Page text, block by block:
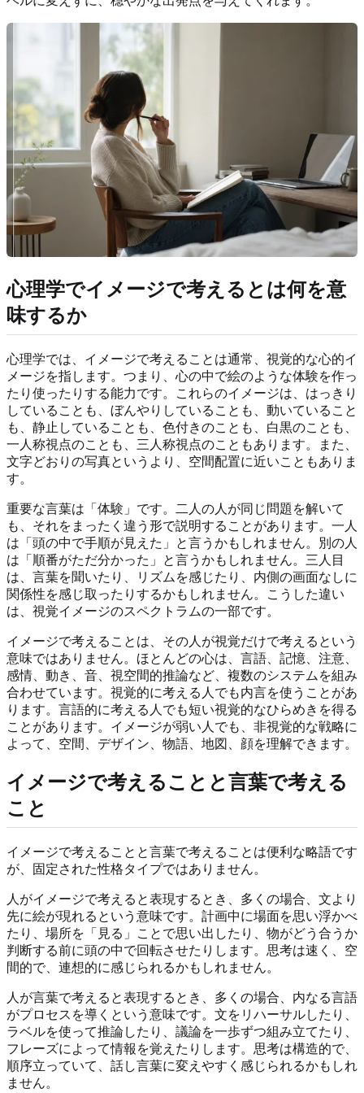
心理学でイメージで考えるとは何を意
味するか
心理学では、イメージで考えることは通常、視覚的な心的イ
メージを指します。つまり、心の中で絵のような体験を作っ
たり使ったりする能力です。これらのイメージは、はっきり
していることも、ぼんやりしていることも、動いていること
も、静止していることも、色付きのことも、白黒のことも、
一人称視点のことも、三人称視点のこともあります。また、
文字どおりの写真というより、空間配置に近いこともありま
す。
重要な言葉は「体験」です。二人の人が同じ問題を解いて
も、それをまったく違う形で説明することがあります。一人
は「頭の中で手順が見えた」と言うかもしれません。別の人
は「順番がただ分かった」と言うかもしれません。三人目
は、言葉を聞いたり、リズムを感じたり、内側の画面なしに
関係性を感じ取ったりするかもしれません。こうした違い
は、視覚イメージのスペクトラムの一部です。
イメージで考えることは、その人が視覚だけで考えるという
意味ではありません。ほとんどの心は、言語、記憶、注意、
感情、動き、音、視空間的推論など、複数のシステムを組み
合わせています。視覚的に考える人でも内言を使うことがあ
ります。言語的に考える人でも短い視覚的なひらめきを得る
ことがあります。イメージが弱い人でも、非視覚的な戦略に
よって、空間、デザイン、物語、地図、顔を理解できます。
イメージで考えることと言葉で考える
こと
イメージで考えることと言葉で考えることは便利な略語です
が、固定された性格タイプではありません。
人がイメージで考えると表現するとき、多くの場合、文より
先に絵が現れるという意味です。計画中に場面を思い浮かべ
たり、場所を「見る」ことで思い出したり、物がどう合うか
判断する前に頭の中で回転させたりします。思考は速く、空
間的で、連想的に感じられるかもしれません。
人が言葉で考えると表現するとき、多くの場合、内なる言語
がプロセスを導くという意味です。文をリハーサルしたり、
ラベルを使って推論したり、議論を一歩ずつ組み立てたり、
フレーズによって情報を覚えたりします。思考は構造的で、
順序立っていて、話し言葉に変えやすく感じられるかもしれ
ません。